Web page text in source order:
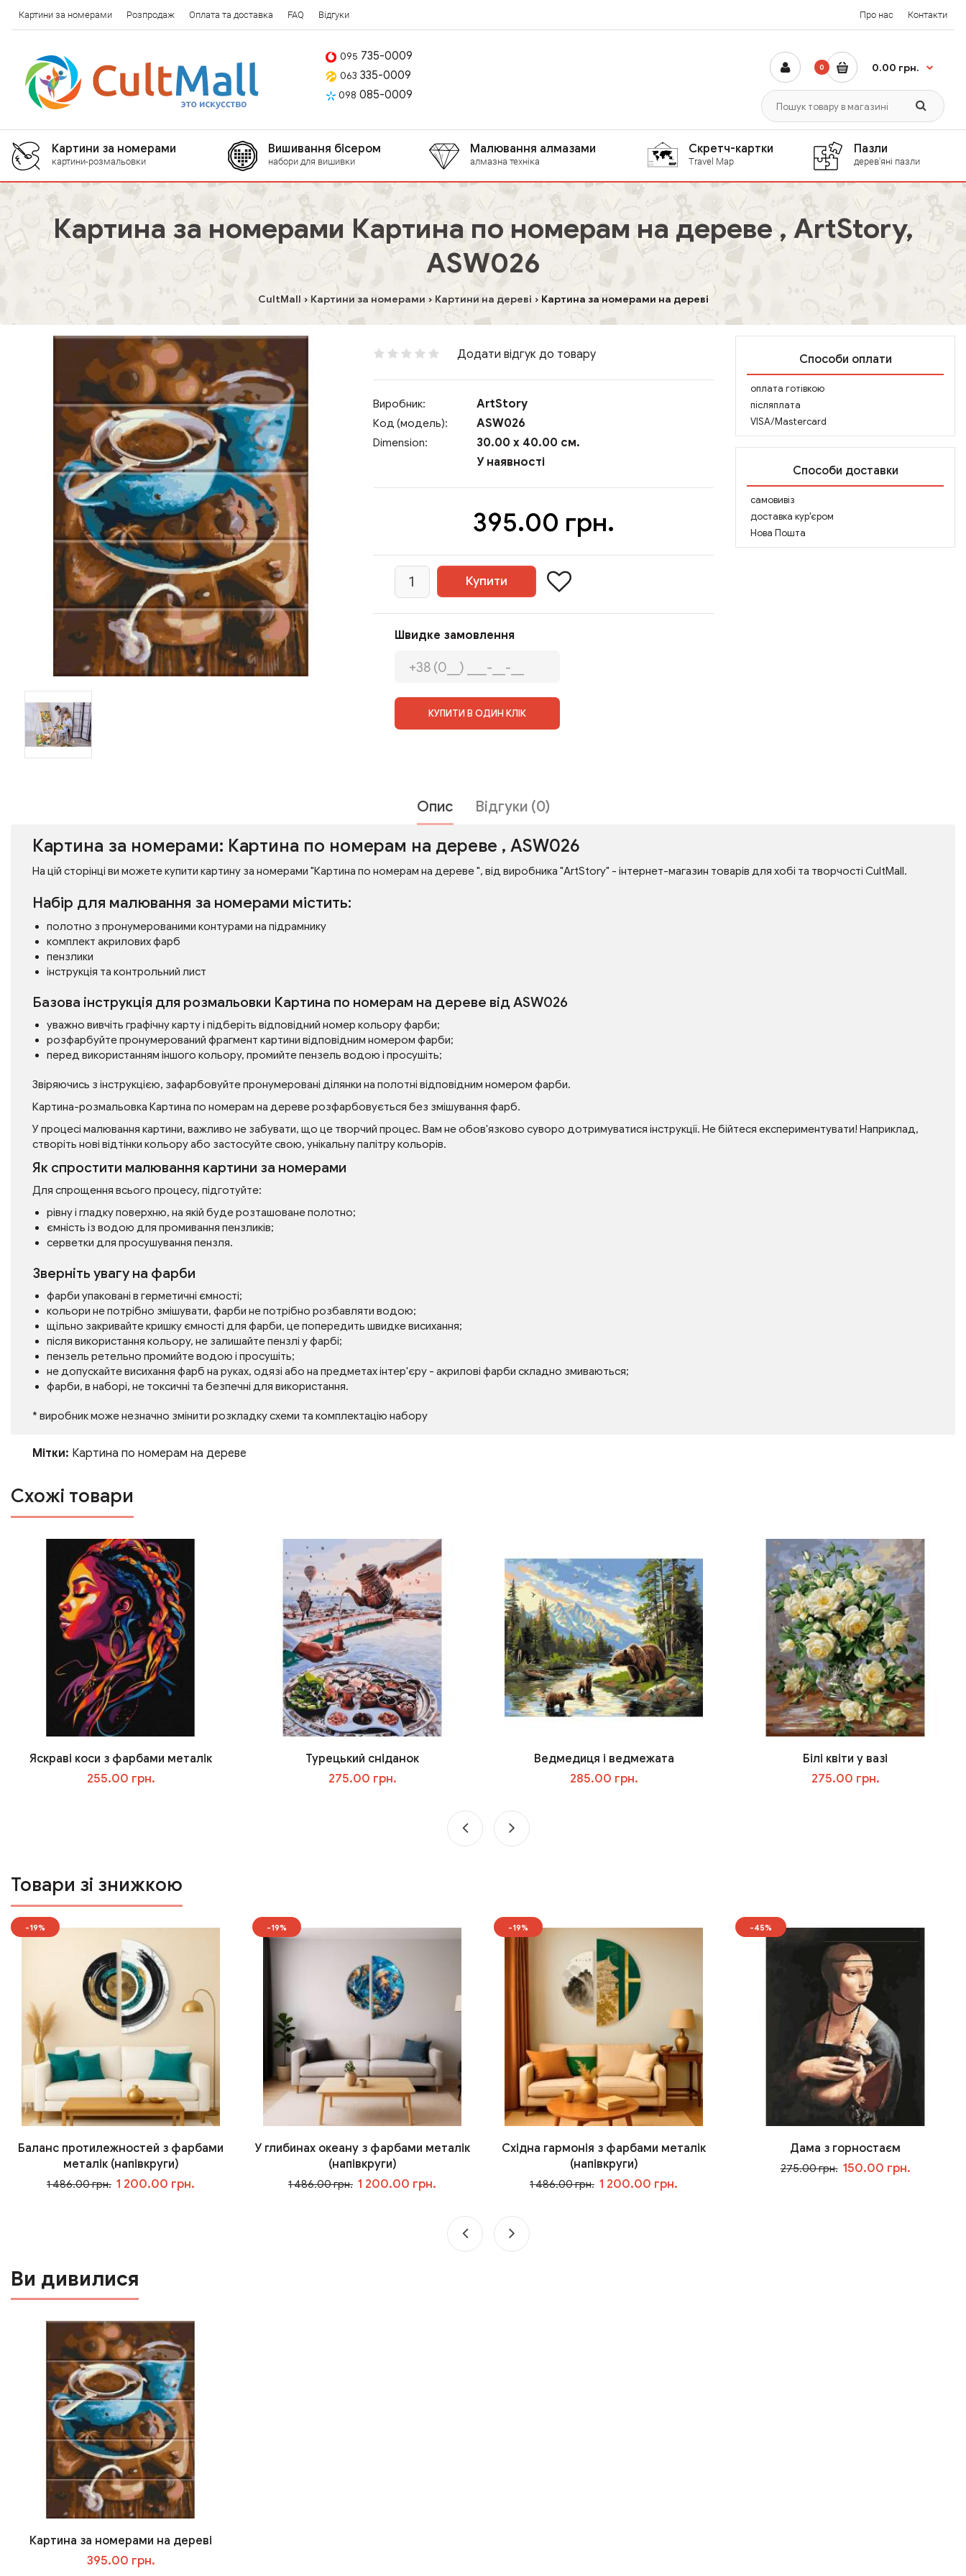
Картини за номерами Розпродаж Оплата та доставка FAQ Відгуки Про нас Контакти
095 735-0009
063 335-0009
098 085-0009
0 0.00 грн.
Картини за номерами
картини-розмальовки
Вишивання бісером
набори для вишивки
Малювання алмазами
алмазна техніка
Скретч-картки
Travel Map
Пазли
дерев'яні пазли
Картина за номерами Картина по номерам на дереве , ArtStory,
ASW026
CultMall Картини за номерами Картини на дереві Картина за номерами на дереві
Додати відгук до товару
Виробник: ArtStory
Код (модель): ASW026
Dimension:
30.00 x 40.00 см.
У наявності
395.00 грн.
Швидке замовлення
КУПИТИ В ОДИН КЛІК
Способи оплати
оплата готівкою
післяплата
VISA/Mastercard
Способи доставки
самовивіз
доставка кур'єром
Нова Пошта
Опис Відгуки (0)
Картина за номерами: Картина по номерам на дереве , ASW026
На цій сторінці ви можете купити картину за номерами "Картина по номерам на дереве ", від виробника "ArtStory" - інтернет-магазин товарів для хобі та творчості CultMall.
Набір для малювання за номерами містить:
полотно з пронумерованими контурами на підрамнику
комплект акрилових фарб
пензлики
інструкція та контрольний лист
Базова інструкція для розмальовки Картина по номерам на дереве від ASW026
уважно вивчіть графічну карту і підберіть відповідний номер кольору фарби;
розфарбуйте пронумерований фрагмент картини відповідним номером фарби;
перед використанням іншого кольору, промийте пензель водою і просушіть;
Звіряючись з інструкцією, зафарбовуйте пронумеровані ділянки на полотні відповідним номером фарби.
Картина-розмальовка Картина по номерам на дереве розфарбовується без змішування фарб.
У процесі малювання картини, важливо не забувати, що це творчий процес. Вам не обов'язково суворо дотримуватися інструкції. Не бійтеся експериментувати! Наприклад,
створіть нові відтінки кольору або застосуйте свою, унікальну палітру кольорів.
Як спростити малювання картини за номерами
Для спрощення всього процесу, підготуйте:
рівну і гладку поверхню, на якій буде розташоване полотно;
ємність із водою для промивання пензликів;
серветки для просушування пензля.
Зверніть увагу на фарби
фарби упаковані в герметичні ємності;
кольори не потрібно змішувати, фарби не потрібно розбавляти водою;
щільно закривайте кришку ємності для фарби, це попередить швидке висихання;
після використання кольору, не залишайте пензлі у фарбі;
пензель ретельно промийте водою і просушіть;
не допускайте висихання фарб на руках, одязі або на предметах інтер'єру - акрилові фарби складно змиваються;
фарби, в наборі, не токсичні та безпечні для використання.
* виробник може незначно змінити розкладку схеми та комплектацію набору
Мітки: Картина по номерам на дереве
Схожі товари
Яскраві коси з фарбами металік
255.00 грн.
Турецький сніданок
275.00 грн.
Ведмедиця і ведмежата
285.00 грн.
Білі квіти у вазі
275.00 грн.
Товари зі знижкою
-19%
Баланс протилежностей з фарбами
металік (напівкруги)
1 486.00 грн. 1 200.00 грн.
-19%
У глибинах океану з фарбами металік
(напівкруги)
1 486.00 грн. 1 200.00 грн.
-19%
Східна гармонія з фарбами металік
(напівкруги)
1 486.00 грн. 1 200.00 грн.
-45%
Дама з горностаєм
275.00 грн. 150.00 грн.
Ви дивилися
Картина за номерами на дереві
395.00 грн.